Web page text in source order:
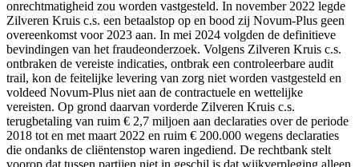
onrechtmatigheid zou worden vastgesteld. In november 2022 legde
Zilveren Kruis c.s. een betaalstop op en bood zij Novum-Plus geen
overeenkomst voor 2023 aan. In mei 2024 volgden de definitieve
bevindingen van het fraudeonderzoek. Volgens Zilveren Kruis c.s.
ontbraken de vereiste indicaties, ontbrak een controleerbare audit
trail, kon de feitelijke levering van zorg niet worden vastgesteld en
voldeed Novum-Plus niet aan de contractuele en wettelijke
vereisten. Op grond daarvan vorderde Zilveren Kruis c.s.
terugbetaling van ruim € 2,7 miljoen aan declaraties over de periode
2018 tot en met maart 2022 en ruim € 200.000 wegens declaraties
die ondanks de cliëntenstop waren ingediend. De rechtbank stelt
voorop dat tussen partijen niet in geschil is dat wijkverpleging alleen